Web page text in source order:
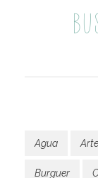
Agua
Burguer